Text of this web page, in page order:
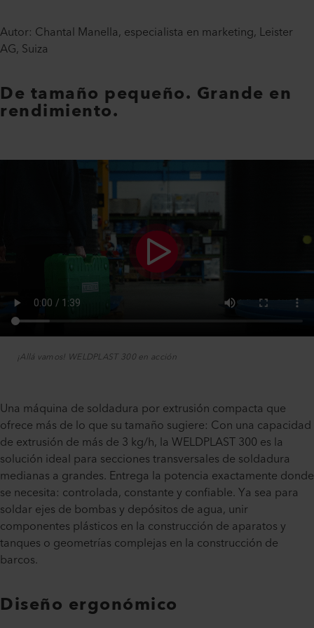
Autor: Chantal Manella, especialista en marketing, Leister
AG, Suiza
De tamaño pequeño. Grande en
rendimiento.
¡Allá vamos! WELDPLAST 300 en acción
Una máquina de soldadura por extrusión compacta que
ofrece más de lo que su tamaño sugiere: Con una capacidad
de extrusión de más de 3 kg/h, la WELDPLAST 300 es la
solución ideal para secciones transversales de soldadura
medianas a grandes. Entrega la potencia exactamente donde
se necesita: controlada, constante y confiable. Ya sea para
soldar ejes de bombas y depósitos de agua, unir
componentes plásticos en la construcción de aparatos y
tanques o geometrías complejas en la construcción de
barcos.
Diseño ergonómico